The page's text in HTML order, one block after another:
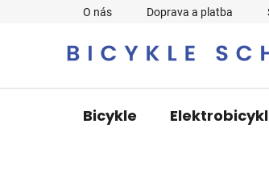
O nás Doprava a platba
Bicykle